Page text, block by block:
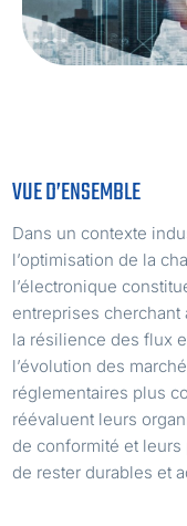
VUE D’ENSEMBLE
Dans un contexte
l’optimisation de la
l’électronique
entreprises cherchant
la résilience des flux
l’évolution des
réglementaires plus
réévaluent leurs
de conformité et
de rester durables et